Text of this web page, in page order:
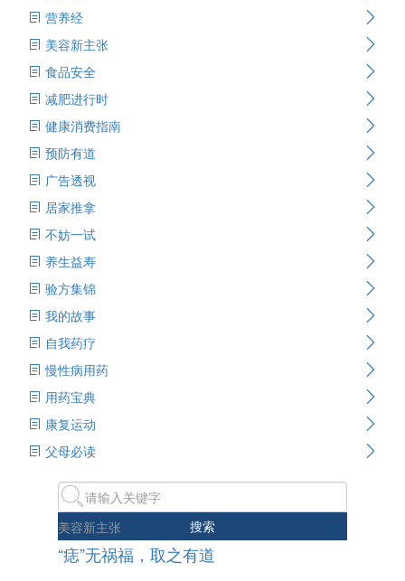
营养经
美容新主张
食品安全
减肥进行时
健康消费指南
预防有道
广告透视
居家推拿
不妨一试
养生益寿
验方集锦
我的故事
自我药疗
慢性病用药
用药宝典
康复运动
父母必读
搜索
美容新主张
“痣”无祸福，取之有道